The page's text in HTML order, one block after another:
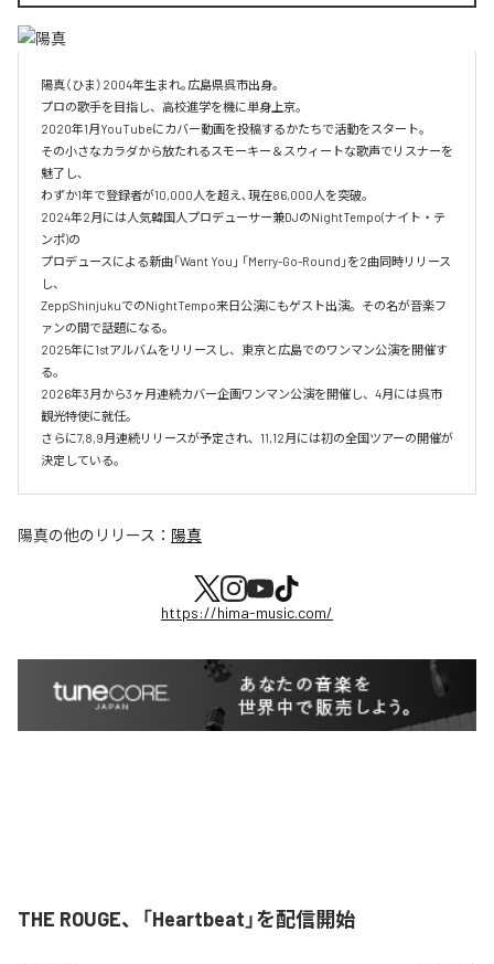
陽真（ひま）2004年生まれ｡広島県呉市出身。‌
プロの歌手を目指し、高校進学を機に単身上京。‌
2020年1月YouTubeにカバー動画を投稿するかたちで活動をスタート。‌
その小さなカラダから放たれるスモーキー＆スウィートな歌声でリスナーを
魅了し､‌
わずか1年で登録者が10,000人を超え､現在86,000人を突破。‌
2024年2月には人気韓国人プロデューサー兼DJのNightTempo(ナイト・テ
ンポ)の‌
プロデュースによる新曲「Want You」 「Merry-Go-Round」を2曲同時リリース
し、‌
ZeppShinjukuでのNightTempo来日公演にもゲスト出演。その名が音楽フ
ァンの間で話題になる。‌
2025年に1stアルバムをリリースし、東京と広島でのワンマン公演を開催す
る。
2026年3月から3ヶ月連続カバー企画ワンマン公演を開催し、4月には呉市
観光特使に就任。
さらに7,8,9月連続リリースが予定され、11,12月には初の全国ツアーの開催が
決定している。
陽真の他のリリース： 陽真
https://hima-music.com/
THE ROUGE、「Heartbeat」を配信開始